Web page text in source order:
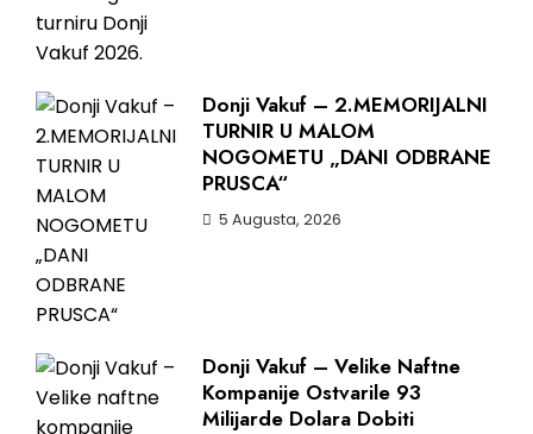
Donji Vakuf – 2.MEMORIJALNI
TURNIR U MALOM
NOGOMETU „DANI ODBRANE
PRUSCA“
5 Augusta, 2026
Donji Vakuf – Velike Naftne
Kompanije Ostvarile 93
Milijarde Dolara Dobiti